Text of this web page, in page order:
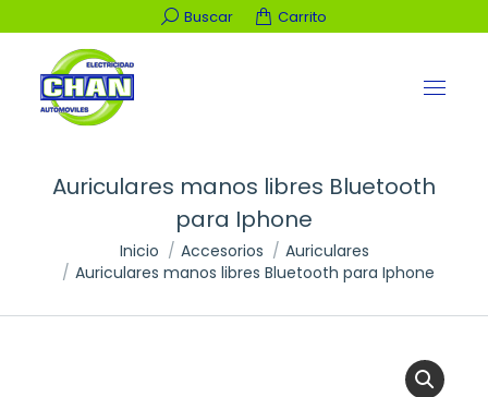
Buscar:
Buscar Carrito
Auriculares manos libres Bluetooth
para Iphone
Inicio Accesorios
Auriculares
Auriculares manos libres Bluetooth para Iphone